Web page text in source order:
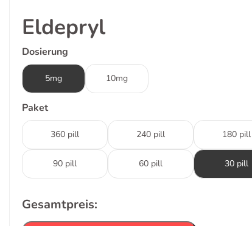
Eldepryl
Dosierung
5mg 10mg
Paket
360 pill 240 pill 180 pill
90 pill 60 pill 30 pill
Gesamtpreis: